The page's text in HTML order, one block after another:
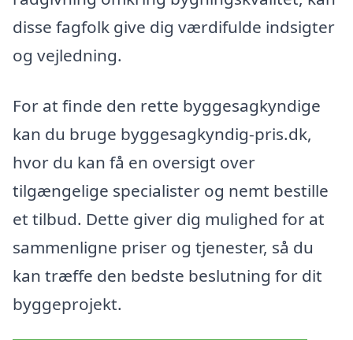
disse fagfolk give dig værdifulde indsigter
og vejledning.
For at finde den rette byggesagkyndige
kan du bruge byggesagkyndig-pris.dk,
hvor du kan få en oversigt over
tilgængelige specialister og nemt bestille
et tilbud. Dette giver dig mulighed for at
sammenligne priser og tjenester, så du
kan træffe den bedste beslutning for dit
byggeprojekt.